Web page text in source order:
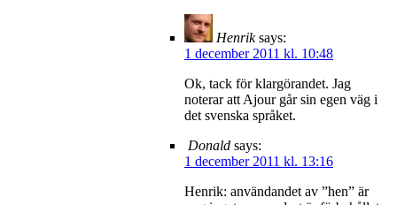
Henrik says:
1 december 2011 kl. 10:48
Ok, tack för klargörandet. Jag
noterar att Ajour går sin egen väg i
det svenska språket.
Donald says:
1 december 2011 kl. 13:16
Henrik: användandet av ”hen” är